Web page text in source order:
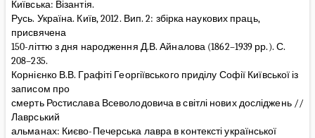
Київська: Візантія.
Русь. Україна. Київ, 2012. Вип. 2: збірка наукових праць,
присвячена
150-літтю з дня народження Д.В. Айналова (1862–1939 рр.). С.
208–235.
Корнієнко В.В. Графіті Георгіївського приділу Софії Київської із
записом про
смерть Ростислава Всеволодовича в світлі нових досліджень //
Лаврський
альманах: Києво-Печерська лавра в контексті української